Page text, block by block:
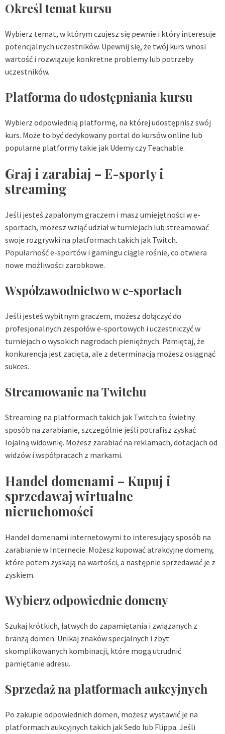
Określ temat kursu
Wybierz temat, w którym czujesz się pewnie i który interesuje
potencjalnych uczestników. Upewnij się, że twój kurs wnosi
wartość i rozwiązuje konkretne problemy lub potrzeby
uczestników.
Platforma do udostępniania kursu
Wybierz odpowiednią platformę, na której udostępnisz swój
kurs. Może to być dedykowany portal do kursów online lub
popularne platformy takie jak Udemy czy Teachable.
Graj i zarabiaj – E-sporty i
streaming
Jeśli jesteś zapalonym graczem i masz umiejętności w e-
sportach, możesz wziąć udział w turniejach lub streamować
swoje rozgrywki na platformach takich jak Twitch.
Popularność e-sportów i gamingu ciągle rośnie, co otwiera
nowe możliwości zarobkowe.
Współzawodnictwo w e-sportach
Jeśli jesteś wybitnym graczem, możesz dołączyć do
profesjonalnych zespołów e-sportowych i uczestniczyć w
turniejach o wysokich nagrodach pieniężnych. Pamiętaj, że
konkurencja jest zacięta, ale z determinacją możesz osiągnąć
sukces.
Streamowanie na Twitchu
Streaming na platformach takich jak Twitch to świetny
sposób na zarabianie, szczególnie jeśli potrafisz zyskać
lojalną widownię. Możesz zarabiać na reklamach, dotacjach od
widzów i współpracach z markami.
Handel domenami – Kupuj i
sprzedawaj wirtualne
nieruchomości
Handel domenami internetowymi to interesujący sposób na
zarabianie w Internecie. Możesz kupować atrakcyjne domeny,
które potem zyskają na wartości, a następnie sprzedawać je z
zyskiem.
Wybierz odpowiednie domeny
Szukaj krótkich, łatwych do zapamiętania i związanych z
branżą domen. Unikaj znaków specjalnych i zbyt
skomplikowanych kombinacji, które mogą utrudnić
pamiętanie adresu.
Sprzedaż na platformach aukcyjnych
Po zakupie odpowiednich domen, możesz wystawić je na
platformach aukcyjnych takich jak Sedo lub Flippa. Jeśli